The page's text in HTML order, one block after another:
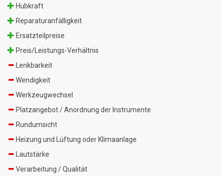
Hubkraft
Reparaturanfälligkeit
Ersatzteilpreise
Preis/Leistungs-Verhältnis
Lenkbarkeit
Wendigkeit
Werkzeugwechsel
Platzangebot / Anordnung der Instrumente
Rundumsicht
Heizung und Lüftung oder Klimaanlage
Lautstärke
Verarbeitung / Qualität